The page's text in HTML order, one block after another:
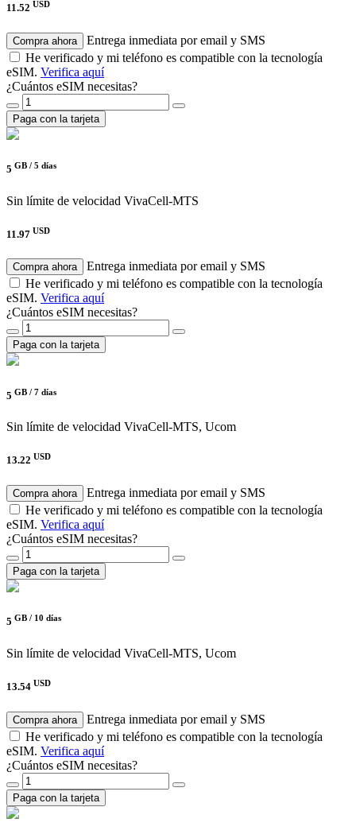
11.52 USD
Compra ahora
Entrega inmediata por email y SMS
He verificado y mi teléfono es compatible con la tecnología
eSIM. Verifica aquí
¿Cuántos eSIM necesitas?
Paga con la tarjeta
5 GB / 5 días
Sin límite de velocidad VivaCell-MTS
11.97 USD
Compra ahora
Entrega inmediata por email y SMS
He verificado y mi teléfono es compatible con la tecnología
eSIM. Verifica aquí
¿Cuántos eSIM necesitas?
Paga con la tarjeta
5 GB / 7 días
Sin límite de velocidad VivaCell-MTS, Ucom
13.22 USD
Compra ahora
Entrega inmediata por email y SMS
He verificado y mi teléfono es compatible con la tecnología
eSIM. Verifica aquí
¿Cuántos eSIM necesitas?
Paga con la tarjeta
5 GB / 10 días
Sin límite de velocidad VivaCell-MTS, Ucom
13.54 USD
Compra ahora
Entrega inmediata por email y SMS
He verificado y mi teléfono es compatible con la tecnología
eSIM. Verifica aquí
¿Cuántos eSIM necesitas?
Paga con la tarjeta